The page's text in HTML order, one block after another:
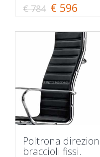
€ 784 € 596
Poltrona
braccioli fissi.